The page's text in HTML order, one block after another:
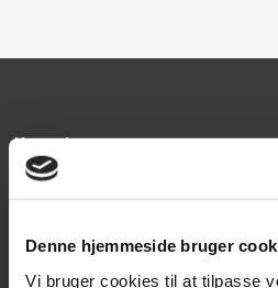
Denne hjemmeside bruger
Vi bruger cookies til at tilpasse
Kontakt
Texas A/S
5260 Odense S